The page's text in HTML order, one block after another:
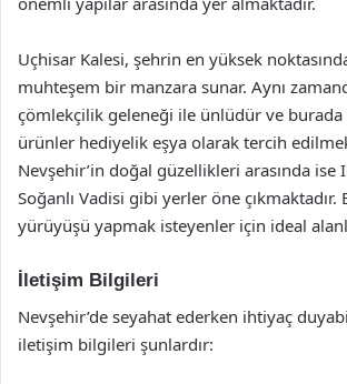
Uçhisar Kalesi, şehrin en yüksek
muhteşem bir manzara sunar. Aynı
çömlekçilik geleneği ile ünlüdür ve burada
ürünler hediyelik eşya olarak tercih
Nevşehir’in doğal güzellikleri arasında ise
Soğanlı Vadisi gibi yerler öne
yürüyüşü yapmak isteyenler için ideal
İletişim Bilgileri
Nevşehir’de seyahat ederken ihtiyaç
iletişim bilgileri şunlardır: